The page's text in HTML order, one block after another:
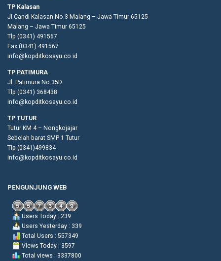
TP Kalasan
Jl Candi Kalasan No.3 Malang – Jawa Timur 65125
Malang – Jawa Timur 65125
Tlp (0341) 491567
Fax (0341) 491567
info@kopditkosayu.co.id
TP PATIMURA
Jl. Patimura No.35D
Tlp (0341) 368438
info@kopditkosayu.co.id
TP TUTUR
Tutur KM 4 – Nongkojajar
Sebelah barat SMP 1 Tutur
Tlp (0341)499834
info@kopditkosayu.co.id
PENGUNJUNG WEB
Users Today : 239
Users Yesterday : 339
Total Users : 557349
Views Today : 3597
Total views : 3337800